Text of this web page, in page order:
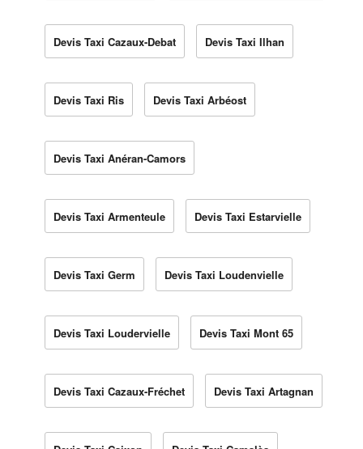
Devis Taxi Cazaux-Debat Devis Taxi Ilhan
Devis Taxi Ris Devis Taxi Arbéost
Devis Taxi Anéran-Camors
Devis Taxi Armenteule Devis Taxi Estarvielle
Devis Taxi Germ Devis Taxi Loudenvielle
Devis Taxi Loudervielle Devis Taxi Mont 65
Devis Taxi Cazaux-Fréchet Devis Taxi Artagnan